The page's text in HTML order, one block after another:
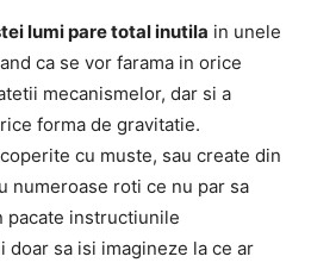
lumi pare total inutila in unele
ca se vor farama in orice
mecanismelor, dar si a
forma de gravitatie.
cu muste, sau create din
numeroase roti ce nu par sa
pacate instructiunile
sa isi imagineze la ce ar